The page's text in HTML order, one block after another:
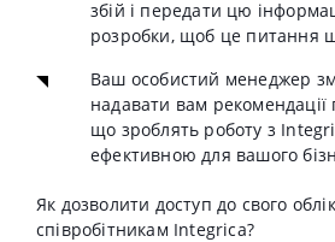
збій і передати цю
розробки, щоб це питання
Ваш особистий менеджер
надавати вам
що зроблять роботу з
ефективною для вашого
Як дозволити доступ до свого
співробітникам Integrica?